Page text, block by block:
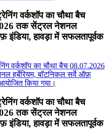
वर्कशॉप का चौथा बैच
तक सेंट्रल नेशनल
इंडिया, हावड़ा में सफलतापूर्वक
वर्कशॉप का चौथा बैच
तक सेंट्रल नेशनल
इंडिया, हावड़ा में सफलतापूर्वक